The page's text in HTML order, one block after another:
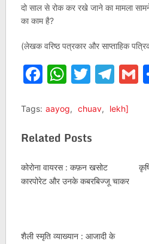
दो साल से रोक कर रखे जाने का मामला
का काम है?
(लेखक वरिष्ठ पत्रकार और साप्ताहिक
Facebook
Tags: aayog, chuav, lekh]
Related Posts
कोरोना वायरस : कफ़न खसोट
कारपोरेट और उनके कबरबिज्जू चाकर
शैली स्मृति व्याख्यान : आजादी के